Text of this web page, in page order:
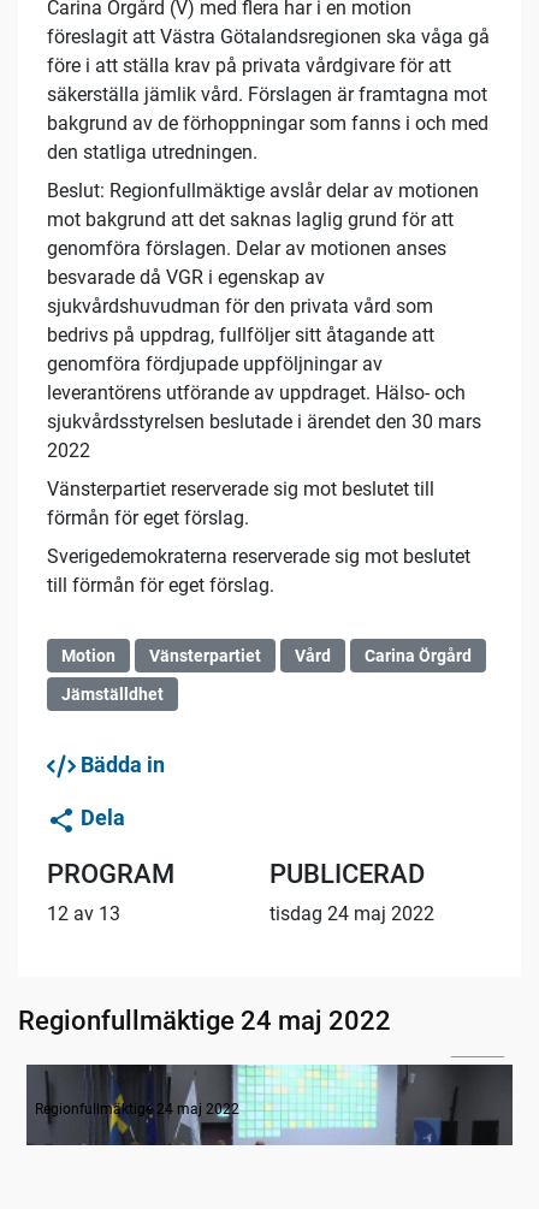
Carina Örgård (V) med flera har i en motion
föreslagit att Västra Götalandsregionen ska våga gå
före i att ställa krav på privata vårdgivare för att
säkerställa jämlik vård. Förslagen är framtagna mot
bakgrund av de förhoppningar som fanns i och med
den statliga utredningen.
Beslut: Regionfullmäktige avslår delar av motionen
mot bakgrund att det saknas laglig grund för att
genomföra förslagen. Delar av motionen anses
besvarade då VGR i egenskap av
sjukvårdshuvudman för den privata vård som
bedrivs på uppdrag, fullföljer sitt åtagande att
genomföra fördjupade uppföljningar av
leverantörens utförande av uppdraget. Hälso- och
sjukvårdsstyrelsen beslutade i ärendet den 30 mars
2022
Vänsterpartiet reserverade sig mot beslutet till
förmån för eget förslag.
Sverigedemokraterna reserverade sig mot beslutet
till förmån för eget förslag.
Motion Vänsterpartiet Vård
Carina Örgård
Jämställdhet
Bädda in
Dela
PROGRAM
12 av 13
PUBLICERAD
tisdag 24 maj 2022
Regionfullmäktige 24 maj 2022
Inledande formalia
Regionfullmäktige 24 maj 2022